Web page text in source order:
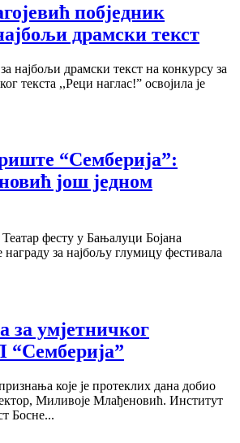
побједник
драмски текст
најбољи драмски текст на конкурсу за
текста ,,Реци наглас!” освојила је
“Семберија”:
још једном
фесту у Бањалуци Бојана
за најбољу глумицу фестивала
за умјетничког
“Семберија”
које је протеклих дана добио
Миливоје Млађеновић. Институт
Босне...